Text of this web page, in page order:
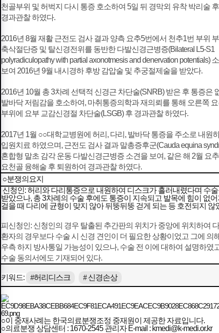
천골부위 및 허벅지 다시 통증 호소하여 5일 뒤 경막외 유착 박리술 후
경과관찰 하였다.
2016년 8월 재활 근전도 검사 결과 양측 요추5번에서 천추1번 부위
축삭절단증 및 탈신경전위를 동반한 다발신경근병증(Bilateral L5-S1
polyradiculopathy with partial axonotmesis and denervation potentials)
보여 2016년 9월 내시경하 후방 감압술 및 추궁절제술을 받았다.
2016년 10월 총 3차례 선택적 신경근 차단술(SNRB) 받은 후 통증은
발바닥 저림감을 호소하여, 마취통증의학과 재의뢰를 통해 오른쪽
부위에 요부 교감신경절 차단술(LSGB) 후 경과관찰 하였다.
2017년 1월 ○○대학교병원에 허리, 다리, 발바닥 통증을 주소로 내원
입원치료 하였으며, 근전도 검사 결과 말총증후군(Cauda equina
혼합형 말초 감각 운동 다발신경근병증 소견을 보여, 같은 해 2월 요
요천골 융해술 후 퇴원하여 경과관찰 하였다.
○분쟁의요지
신청인: 허리와 다리통증으로 내원하여 디스크가 흘러내렸다며 수
받았으나, 총 3차례의 수술 후에도 통증이 지속되고 발목에 힘이 없
걸을 때 다리에 균형이 맞지 않아 뒤뚱뒤뚱 걷게 되는 등 호전되지 않
피신청인: 신청인의 경우 탈출된 추간판의 위치가 중앙에 위치하여
환자의 경우보다 수술 시 신경 견인이 더 필요한 상황이었고 그에 의
우측 하지 방사통일 가능성이 있으나, 수술 전 이에 대하여 설명하였
수술 동의서에도 기재되어 있다.
키워드: #허리디스크 # 신경손상
○이 중재사례는 한국의료분쟁조정 중재원이 제공한 자료입니다.
○의료분쟁 상담센터 : 1670-2545 관리자 E-mail : kmedi@k-medi.or.kr